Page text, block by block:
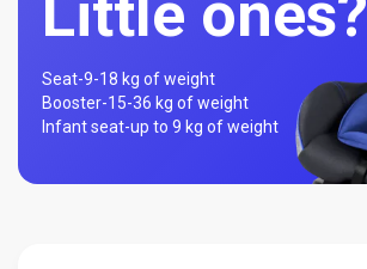
Little ones?
Seat-9-18 kg of weight
Booster-15-36 kg of weight
Infant seat-up to 9 kg of weight